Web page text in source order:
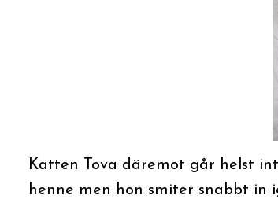
Katten Tova däremot går helst
henne men hon smiter snabbt in